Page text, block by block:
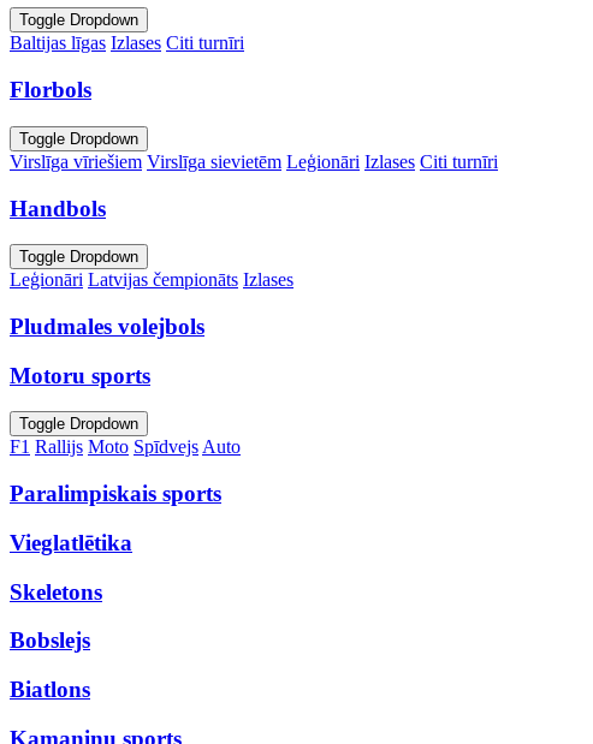
Toggle Dropdown
Baltijas līgas Izlases Citi turnīri
Florbols
Toggle Dropdown
Virslīga vīriešiem Virslīga sievietēm Leģionāri Izlases Citi turnīri
Handbols
Toggle Dropdown
Leģionāri Latvijas čempionāts Izlases
Pludmales volejbols
Motoru sports
Toggle Dropdown
F1 Rallijs Moto SpīdvejsAuto
Paralimpiskais sports
Vieglatlētika
Skeletons
Bobslejs
Biatlons
Kamaniņu sports